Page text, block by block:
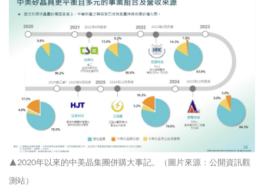
▲2020年以來的中美晶集團併購大事記。（圖片來源：公開資訊觀
測站）